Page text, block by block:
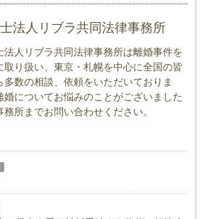
法人リブラ共同法律事務所
法人リブラ共同法律事務所は離婚事件を
取り扱い、東京・札幌を中心に全国の皆
多数の相談、依頼をいただいておりま
婚についてお悩みのことがございました
務所までお問い合わせください。